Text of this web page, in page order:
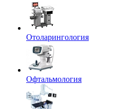
Отоларингология
Офтальмология